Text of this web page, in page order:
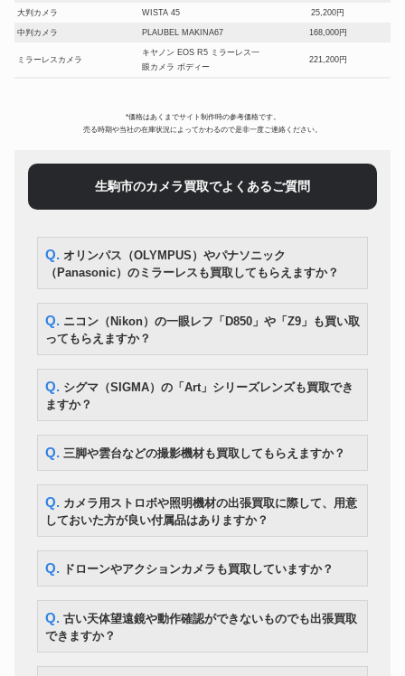
大判カメラ WISTA 45 25,200円
中判カメラ PLAUBEL MAKINA67 168,000円
ミラーレスカメラ
キヤノン EOS R5 ミラーレス一
眼カメラ ボディー
221,200円
Leica Q3
シネマカメラ
ゴープロ HERO 9 Black
NIKON 実体顕微鏡 SMZ800
RAYNOX マクロ探検隊 CM-
10,150円
Manfrotto ナイトロテック608 フ
ルードビデオ雲台
ライカ Noctivid 8×42 オリーブ
*価格はあくまでサイト制作時の参考価格です。
売る時期や当社の在庫状況によってかわるので是非一度ご連絡ください。
生駒市のカメラ買取でよくあるご質問
Q. オリンパス（OLYMPUS）やパナソニック
（Panasonic）のミラーレスも買取してもらえますか？
Q. ニコン（Nikon）の一眼レフ「D850」や「Z9」も買い取
ってもらえますか？
Q. シグマ（SIGMA）の「Art」シリーズレンズも買取でき
ますか？
Q. 三脚や雲台などの撮影機材も買取してもらえますか？
Q. カメラ用ストロボや照明機材の出張買取に際して、用意
しておいた方が良い付属品はありますか？
Q. ドローンやアクションカメラも買取していますか？
Q. 古い天体望遠鏡や動作確認ができないものでも出張買取
できますか？